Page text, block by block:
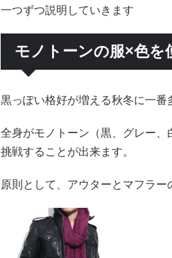
一つずつ説明していきます
モノトーンの服×色を
黒っぽい格好が増える秋冬に一番
全身がモノトーン（黒、グレー
挑戦することが出来ます。
原則として、アウターとマフラー